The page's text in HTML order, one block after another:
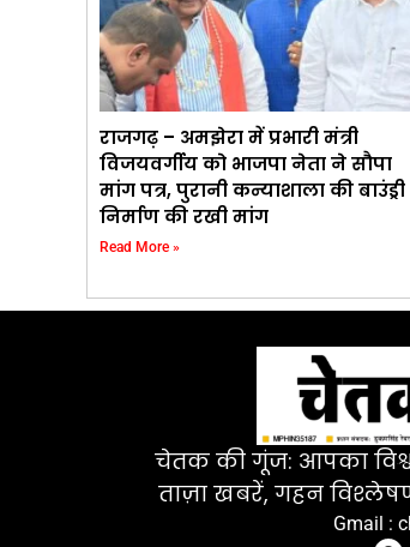
राजगढ़ – अमझेरा में प्रभारी मंत्री
विजयवर्गीय को भाजपा नेता ने सौपा
मांग पत्र, पुरानी कन्याशाला की बाउंड्री
निर्माण की रखी मांग
Read More »
चेतक की गूंज: आपका
ताज़ा खबरें, गहन
Gmail :